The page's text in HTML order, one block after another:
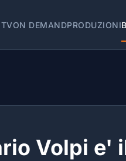
ON DEMANDPRODUZIONI
Volpi e'